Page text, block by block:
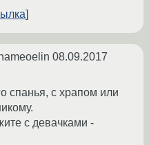
08.09.2017
спанья, с храпом или
с девачками -